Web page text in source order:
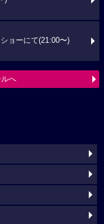
ョーにて(21:00〜)
へ